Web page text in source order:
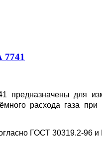
для
расхода газа
ГОСТ 30319.2-96